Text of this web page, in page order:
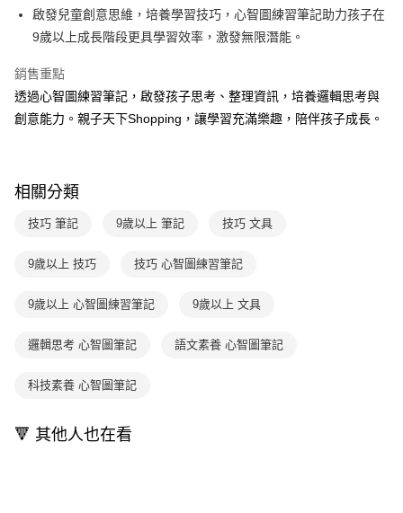
相關說明
【大哥付你分期使用說明】
1.本服務由台灣大哥大提供，台灣大哥大用戶可立即使用無須另外申請。
流程，驗證手機門號後，選擇欲分期的期數、繳款截止日，確認付款後即完
成交易。
3.實際核准額度、可分期數及費用金額請依後續交易確認頁面所載為準。
4.訂單成立30分鐘內，如未前往確認交易或遇審核未通過，訂單將自動取
1.分期款項不併入電信帳單，「大哥付你分期」於每月結算日後寄送繳費提
2.透過簡訊連結打開帳單後，可選擇「超商條碼／台灣大直營門市／銀行轉
【注意事項】
用戶於交易時，得透過本服務購買商品或服務，並由商店將買賣／分期付款
2.基於同意付款使用「大哥付你分期」之契約關係目的，商店將以您的個人
資料（包含姓名、電話或地址）提供予台灣大哥大進項蒐集、處理及利用，
3.完整用戶服務條款，請詳閱以下連結：
AFTEE先享後付
相關說明
AFTEE先享後付是「在收到商品之後才付款」的支付方式。 讓您購物簡單
便利好安心！
【「AFTEE先享後付」結帳流程】
１．於結帳方式選擇「AFTEE先享後付」後，將跳轉至「AFTEE先享後付」
結帳頁面，進行簡訊認證並確認金額後，即可完成結帳。
３．收到繳費通知簡訊後14天內，點擊此簡訊中的連結，可透過四大超商／
※ 請注意：結帳手續完成當下不需立刻繳費，但若您需要取消訂單，請聯絡
購買商品的店家。未經商家同意取消之訂單仍視為有效，需透過AFTEE先享
※ 交易是否成功請以「AFTEE先享後付 」之結帳頁面顯示為準，若有關於
客戶支援中心」
https://netprotections.freshdesk.com/support/home
１．透過由恩沛科技股份有限公司提供之「AFTEE先享後付」服務完成之交
易，需依本服務之必要範圍內提供個人資料，並將交易相關給付款項請求債
ATM付款
每筆NT$70，滿NT$499(含以上)免運費
付款後7-11取貨
每筆NT$70，滿NT$800(含以上)免運費
離島宅配（澎湖、金門、馬祖、小琉球；不適用於郵局i郵箱）
啟發兒童創意思維，培養學習技巧，心智圖練習筆記助力孩子在
9歲以上成長階段更具學習效率，激發無限潛能。
銷售重點
透過心智圖練習筆記，啟發孩子思考、整理資訊，培養邏輯思考與
創意能力。親子天下Shopping，讓學習充滿樂趣，陪伴孩子成長。
相關分類
技巧 筆記 9歲以上 筆記 技巧 文具
9歲以上 技巧 技巧 心智圖練習筆記
9歲以上 心智圖練習筆記 9歲以上 文具
邏輯思考 心智圖筆記 語文素養 心智圖筆記
科技素養 心智圖筆記
🔻 其他人也在看